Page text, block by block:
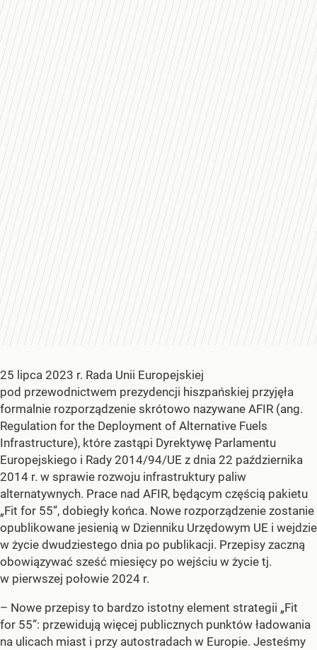
25 lipca 2023 r. Rada Unii Europejskiej
pod przewodnictwem prezydencji hiszpańskiej przyjęła
formalnie rozporządzenie skrótowo nazywane AFIR (ang.
Regulation for the Deployment of Alternative Fuels
Infrastructure), które zastąpi Dyrektywę Parlamentu
Europejskiego i Rady 2014/94/UE z dnia 22 października
2014 r. w sprawie rozwoju infrastruktury paliw
alternatywnych. Prace nad AFIR, będącym częścią pakietu
„Fit for 55”, dobiegły końca. Nowe rozporządzenie zostanie
opublikowane jesienią w Dzienniku Urzędowym UE i wejdzie
w życie dwudziestego dnia po publikacji. Przepisy zaczną
obowiązywać sześć miesięcy po wejściu w życie tj.
w pierwszej połowie 2024 r.
– Nowe przepisy to bardzo istotny element strategii „Fit
for 55”: przewidują więcej publicznych punktów ładowania
na ulicach miast i przy autostradach w Europie. Jesteśmy